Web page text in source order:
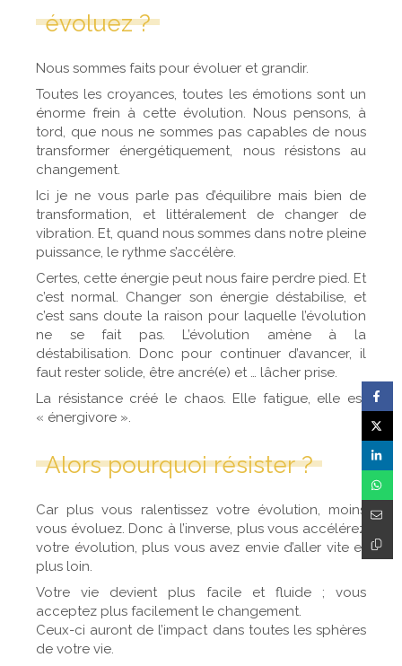
évoluez ?
Nous sommes faits pour évoluer et grandir.
Toutes les croyances, toutes les émotions sont un
énorme frein à cette évolution. Nous pensons, à
tord, que nous ne sommes pas capables de nous
transformer énergétiquement, nous résistons au
changement.
Ici je ne vous parle pas d’équilibre mais bien de
transformation, et littéralement de changer de
vibration. Et, quand nous sommes dans notre pleine
puissance, le rythme s’accélère.
Certes, cette énergie peut nous faire perdre pied. Et
c’est normal. Changer son énergie déstabilise, et
c’est sans doute la raison pour laquelle l’évolution
ne se fait pas. L’évolution amène à la
déstabilisation. Donc pour continuer d’avancer, il
faut rester solide, être ancré(e) et … lâcher prise.
La résistance créé le chaos. Elle fatigue, elle est
« énergivore ».
Alors pourquoi résister ?
Car plus vous ralentissez votre évolution, moins
vous évoluez. Donc à l’inverse, plus vous accélérez
votre évolution, plus vous avez envie d’aller vite et
plus loin.
Votre vie devient plus facile et fluide ; vous
acceptez plus facilement le changement.
Ceux-ci auront de l’impact dans toutes les sphères
de votre vie.